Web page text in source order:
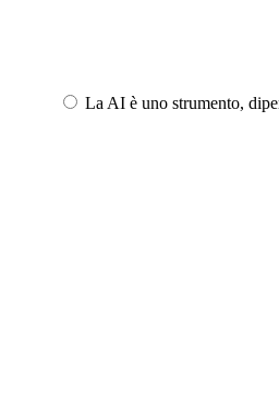
La AI è uno strumento,